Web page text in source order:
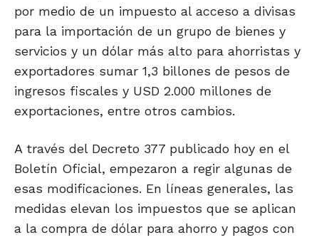
por medio de un impuesto al acceso a divisas
para la importación de un grupo de bienes y
servicios y un dólar más alto para ahorristas y
exportadores sumar 1,3 billones de pesos de
ingresos fiscales y USD 2.000 millones de
exportaciones, entre otros cambios.
A través del Decreto 377 publicado hoy en el
Boletín Oficial, empezaron a regir algunas de
esas modificaciones. En líneas generales, las
medidas elevan los impuestos que se aplican
a la compra de dólar para ahorro y pagos con